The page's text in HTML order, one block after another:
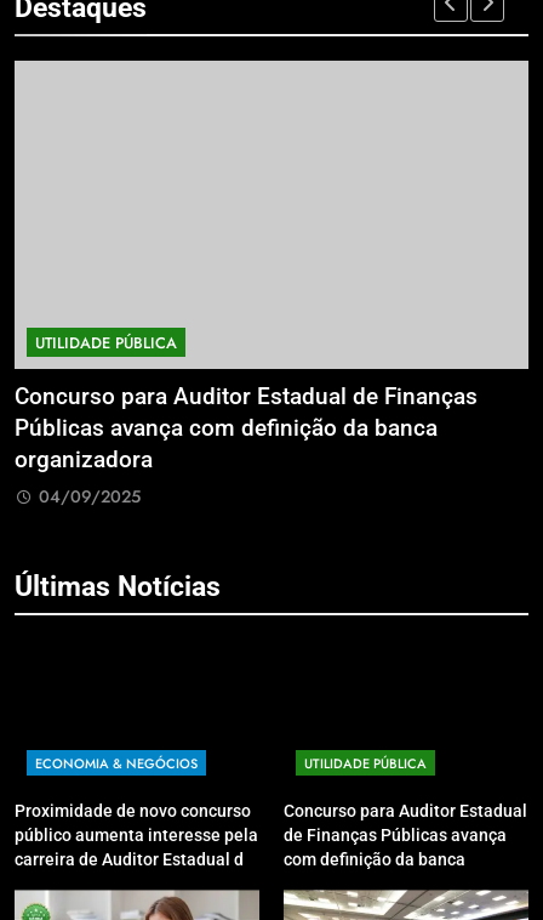
UTILIDADE PÚBLICA
Concurso para Auditor Estadual de Finanças
Públicas avança com definição da banca
organizadora
04/09/2025
Últimas Notícias
ECONOMIA & NEGÓCIOS
Proximidade de novo concurso
público aumenta interesse pela
carreira de Auditor Estadual de
Youtube irá sanar dúvidas
UTILIDADE PÚBLICA
Concurso para Auditor Estadual
de Finanças Públicas avança
com definição da banca